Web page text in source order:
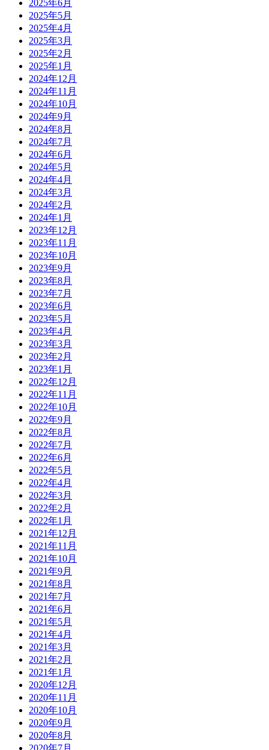
2025年6月
2025年5月
2025年4月
2025年3月
2025年2月
2025年1月
2024年12月
2024年11月
2024年10月
2024年9月
2024年8月
2024年7月
2024年6月
2024年5月
2024年4月
2024年3月
2024年2月
2024年1月
2023年12月
2023年11月
2023年10月
2023年9月
2023年8月
2023年7月
2023年6月
2023年5月
2023年4月
2023年3月
2023年2月
2023年1月
2022年12月
2022年11月
2022年10月
2022年9月
2022年8月
2022年7月
2022年6月
2022年5月
2022年4月
2022年3月
2022年2月
2022年1月
2021年12月
2021年11月
2021年10月
2021年9月
2021年8月
2021年7月
2021年6月
2021年5月
2021年4月
2021年3月
2021年2月
2021年1月
2020年12月
2020年11月
2020年10月
2020年9月
2020年8月
2020年7月